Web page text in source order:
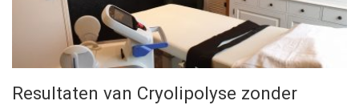
Resultaten van Cryolipolyse zonder